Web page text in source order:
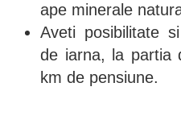
ape minerale
Aveti posibilitate
de iarna, la partia
km de pensiune.